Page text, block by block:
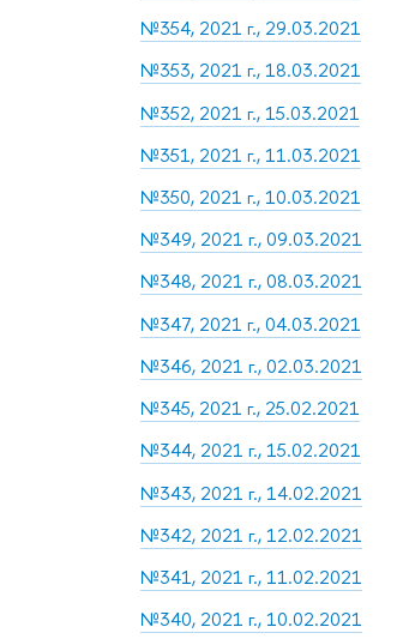
№354, 2021 г., 29.03.2021
№353, 2021 г., 18.03.2021
№352, 2021 г., 15.03.2021
№351, 2021 г., 11.03.2021
№350, 2021 г., 10.03.2021
№349, 2021 г., 09.03.2021
№348, 2021 г., 08.03.2021
№347, 2021 г., 04.03.2021
№346, 2021 г., 02.03.2021
№345, 2021 г., 25.02.2021
№344, 2021 г., 15.02.2021
№343, 2021 г., 14.02.2021
№342, 2021 г., 12.02.2021
№341, 2021 г., 11.02.2021
№340, 2021 г., 10.02.2021